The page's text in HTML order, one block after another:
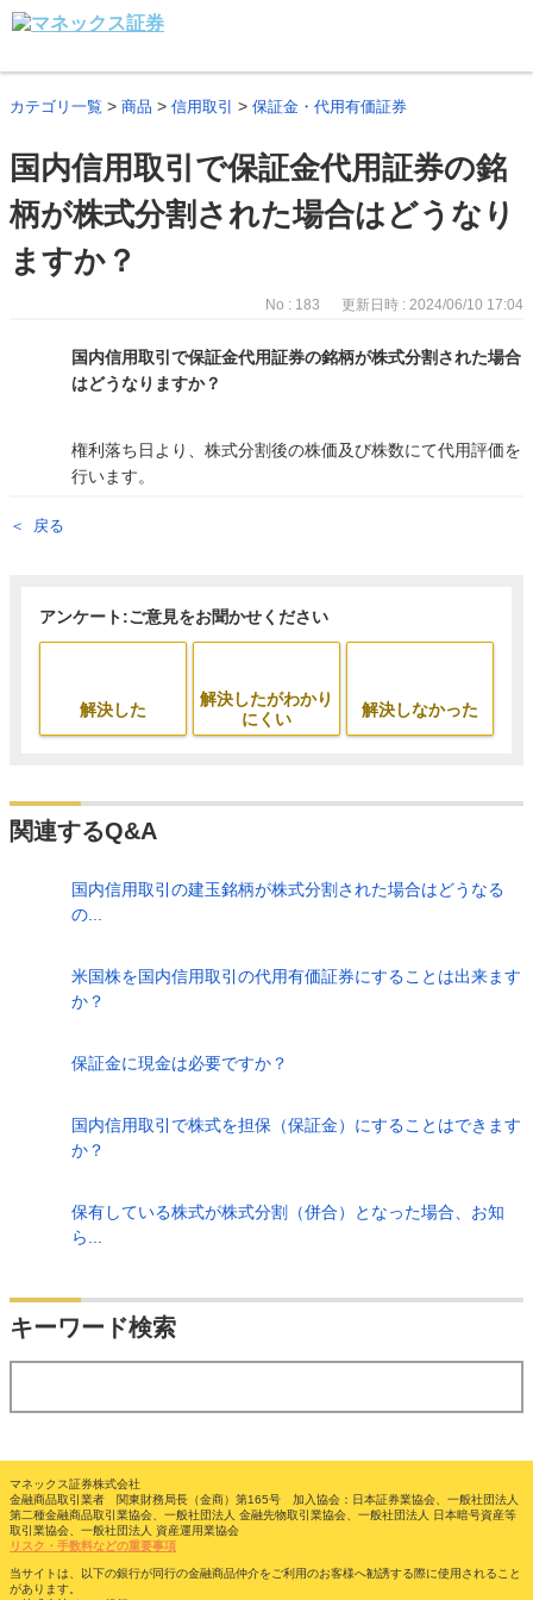
カテゴリ一覧 > 商品 > 信用取引 > 保証金・代用有価証券
国内信用取引で保証金代用証券の銘
柄が株式分割された場合はどうなり
ますか？
No : 183 更新日時 : 2024/06/10 17:04
国内信用取引で保証金代用証券の銘柄が株式分割された場合
はどうなりますか？
権利落ち日より、株式分割後の株価及び株数にて代用評価を
行います。
戻る
アンケート:ご意見をお聞かせください
解決した
解決したがわかり
にくい
解決しなかった
関連するQ&A
国内信用取引の建玉銘柄が株式分割された場合はどうなる
の...
米国株を国内信用取引の代用有価証券にすることは出来ます
か？
保証金に現金は必要ですか？
国内信用取引で株式を担保（保証金）にすることはできます
か？
保有している株式が株式分割（併合）となった場合、お知
ら...
キーワード検索
マネックス証券株式会社
金融商品取引業者 関東財務局長（金商）第165号 加入協会：日本証券業協会、一般社団法人
第二種金融商品取引業協会、一般社団法人 金融先物取引業協会、一般社団法人 日本暗号資産等
取引業協会、一般社団法人 資産運用業協会
リスク・手数料などの重要事項
当サイトは、以下の銀行が同行の金融商品仲介をご利用のお客様へ勧誘する際に使用されること
があります。